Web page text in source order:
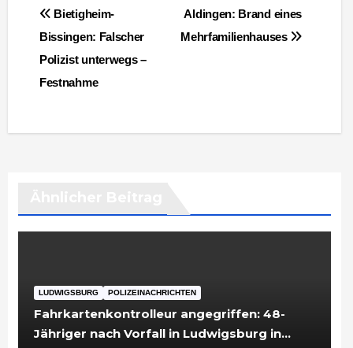
BeitragsnavigationAldingen: Brand eines
Mehrfamilienhauses
Bietigheim-
Bissingen: Falscher
Polizist unterwegs –
Festnahme
LUDWIGSBURG POLIZEINACHRICHTEN
Fahrkartenkontrolleur angegriffen: 48-
Jähriger nach Vorfall in Ludwigsburg in